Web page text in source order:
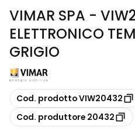
VIMAR SPA -
ELETTRONICO
GRIGIO
copia
Cod. prodotto VIW20432
copia
Cod. produttore 20432